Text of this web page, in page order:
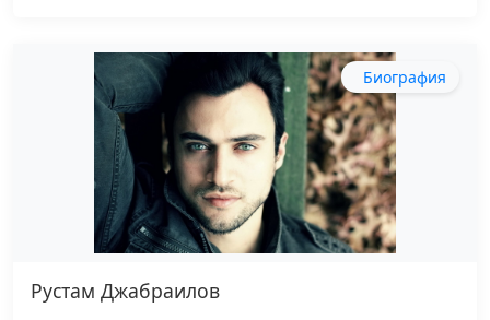
Биография
Рустам Джабраилов